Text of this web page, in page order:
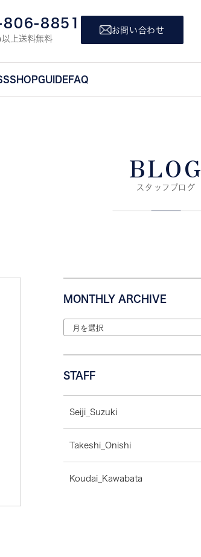
8851
以上送料無料
お問い合わせ
SHOPGUIDEFAQ
BLOG
スタッフブログ
MONTHLY ARCHIVE
STAFF
Seiji_Suzuki
Takeshi_Onishi
Koudai_Kawabata